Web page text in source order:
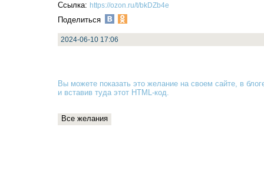
Ссылка: https://ozon.ru/t/bkDZb4e
Поделиться
2024-06-10 17:06
Вы можете показать это желание на своем сайте, в
и вставив туда этот HTML-код.
Все желания